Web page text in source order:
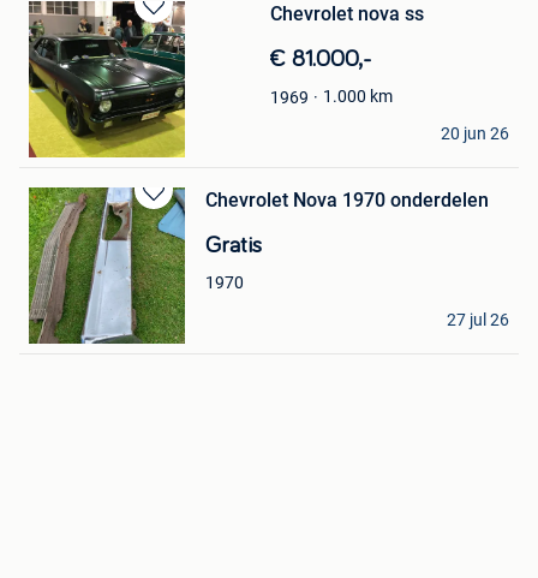
Bewaren
in
Mijn
Favorieten
Chevrolet nova ss
€ 81.000,-
1969 1.000 km
Filip
Lede
20 jun 26
Bewaren
in
Mijn
Favorieten
Chevrolet Nova 1970 onderdelen
Gratis
1970
skin
Zomergem
27 jul 26